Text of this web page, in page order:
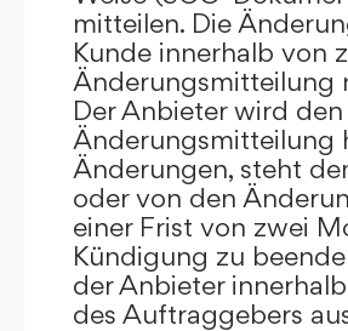
mitteilen. Die
Kunde innerhalb von
Änderungsmitteilung
Der Anbieter wird
Änderungsmitteilung
Änderungen, steht
oder von den
einer Frist von zwei
Kündigung zu
der Anbieter
des Auftraggebers